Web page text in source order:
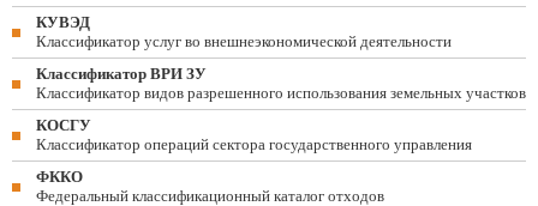
КУВЭД
Классификатор услуг во внешнеэкономической деятельности
Классификатор ВРИ ЗУ
Классификатор видов разрешенного использования земельных участков
КОСГУ
Классификатор операций сектора государственного управления
ФККО
Федеральный классификационный каталог отходов